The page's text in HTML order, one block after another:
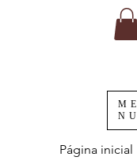
ME
NU
Página inicial